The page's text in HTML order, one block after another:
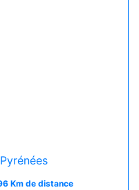
Km de distance